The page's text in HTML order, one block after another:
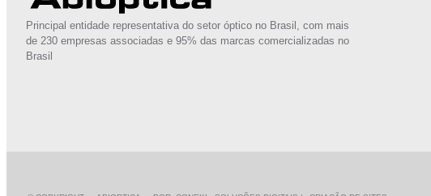
Principal entidade representativa do setor óptico no Brasil, com mais
de 230 empresas associadas e 95% das marcas comercializadas no
Brasil